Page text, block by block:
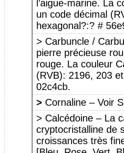
l’aigue-marine. La
un code décimal
hexagonal?:? #
> Carbuncle /
pierre précieuse
rouge. La couleur
(RVB): 2196, 203
02c4cb.
> Cornaline – Voir
> Calcédoine – La
cryptocristalline de
croissances très